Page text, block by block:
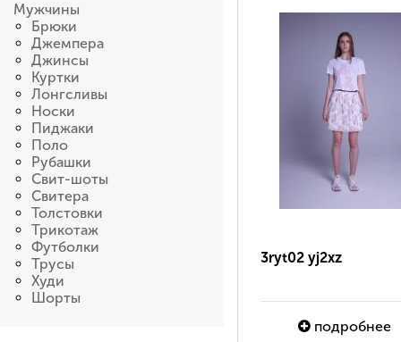
Мужчины
Брюки
Джемпера
Джинсы
Куртки
Лонгсливы
Носки
Пиджаки
Поло
Рубашки
Свит-шоты
Свитера
Толстовки
Трикотаж
Футболки
Трусы
Худи
Шорты
3ryt02 yj2xz
подробнее